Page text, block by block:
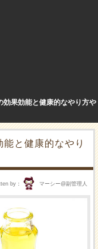
効果効能と健康的なやり方や
と健康的なやり
by マーシー@副管理人